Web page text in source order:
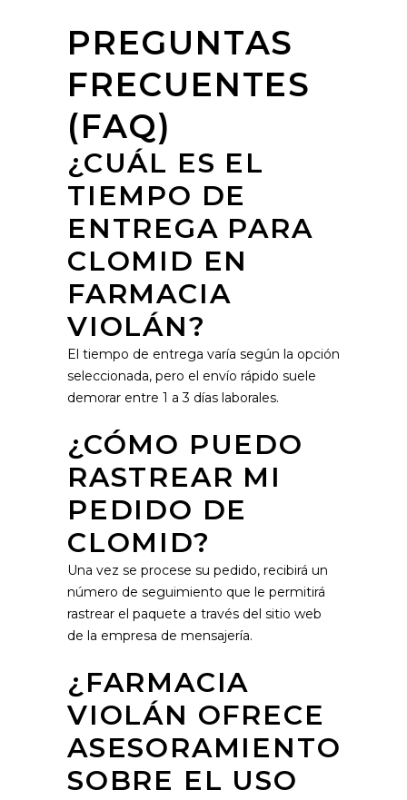
PREGUNTAS
FRECUENTES
(FAQ)
¿CUÁL ES EL
TIEMPO DE
ENTREGA PARA
CLOMID EN
FARMACIA
VIOLÁN?
El tiempo de entrega varía según la opción
seleccionada, pero el envío rápido suele
demorar entre 1 a 3 días laborales.
¿CÓMO PUEDO
RASTREAR MI
PEDIDO DE
CLOMID?
Una vez se procese su pedido, recibirá un
número de seguimiento que le permitirá
rastrear el paquete a través del sitio web
de la empresa de mensajería.
¿FARMACIA
VIOLÁN OFRECE
ASESORAMIENTO
SOBRE EL USO